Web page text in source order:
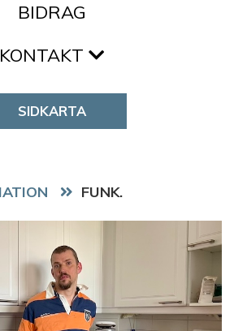
BIDRAG
KONTAKT
SIDKARTA
FUNK.